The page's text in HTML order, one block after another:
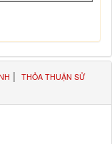
| THỎA THUẬN SỬ